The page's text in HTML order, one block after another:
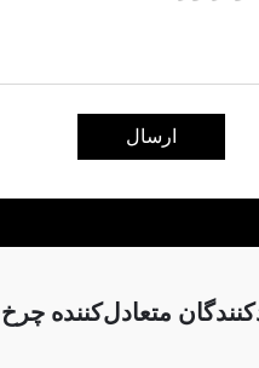
ارسال
متعادل‌کننده چرخ